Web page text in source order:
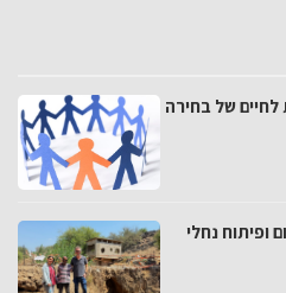
של בחירה
ופיתוח נחלי